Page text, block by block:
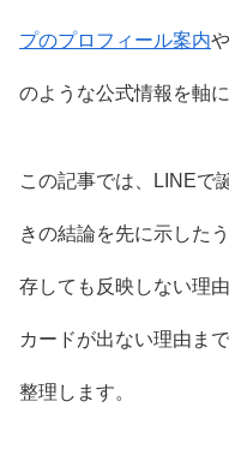
プのプロフィール案内や
のような公式情報を軸
この記事では、LINEで
きの結論を先に示した
存しても反映しない理
カードが出ない理由ま
整理します。